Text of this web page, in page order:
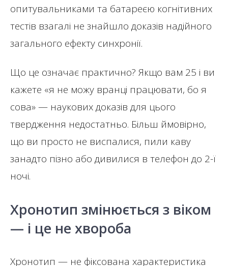
опитувальниками та батареєю когнітивних
тестів взагалі не знайшло доказів надійного
загального ефекту синхронії.
Що це означає практично? Якщо вам 25 і ви
кажете «я не можу вранці працювати, бо я
сова» — наукових доказів для цього
твердження недостатньо. Більш ймовірно,
що ви просто не виспалися, пили каву
занадто пізно або дивилися в телефон до 2-ї
ночі.
Хронотип змінюється з віком
— і це не хвороба
Хронотип — не фіксована характеристика